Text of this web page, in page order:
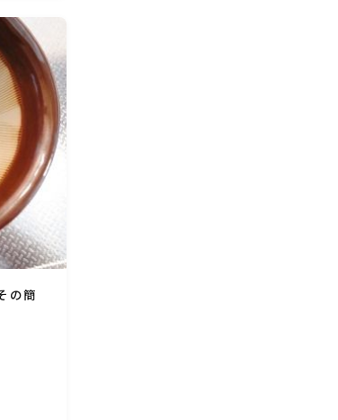
の簡